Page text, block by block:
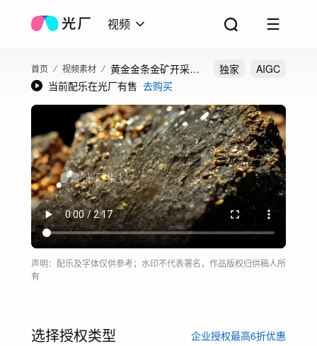
视频
首页 视频素材
黄金金条金矿开采提
炼金矿开采矿石黄金
提炼
独家
AIGC
当前配乐在光厂有售 去购买
声明：配乐及字体仅供参考；水印不代表署名，作品版权归供稿人所
有
选择授权类型 企业授权最高6折优惠